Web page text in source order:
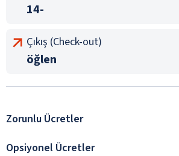
14-
Çıkış (Check-out)
öğlen
Zorunlu Ücretler
Opsiyonel Ücretler